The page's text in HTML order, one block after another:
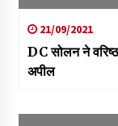
21/09/2021
DC सोलन ने
अपील